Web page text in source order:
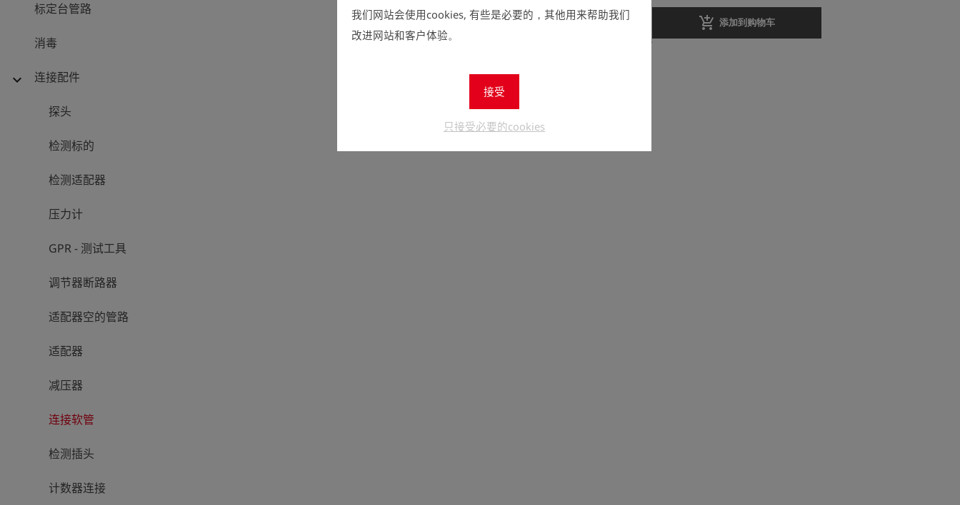
我们网站会使用cookies, 有些是必要的，其他用来帮助我们
改进网站和客户体验。
接受
只接受必要的cookies
标定台管路
消毒
expand_more 连接配件
探头
检测标的
检测适配器
压力计
GPR - 测试工具
调节器断路器
适配器空的管路
适配器
减压器
连接软管
检测插头
计数器连接
数量
add_shopping_cart 添加到购物车